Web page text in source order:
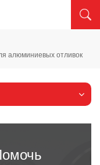
алюминиевых отливок